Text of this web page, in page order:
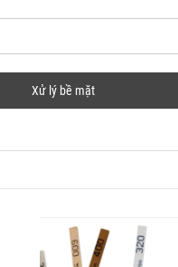
Xử lý bề mặt